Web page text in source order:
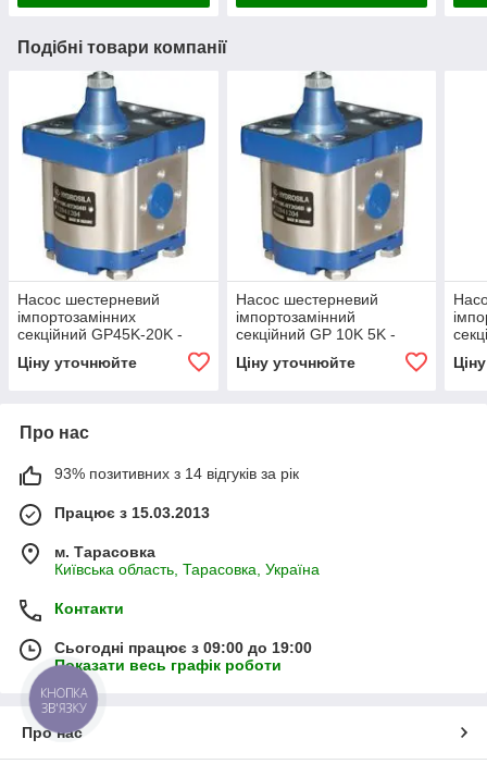
Подібні товари компанії
Насос шестерневий
імпортозамінних
секційний GP45K-20K -
GP2.5K 45/2.5 K 20 R(L)
Ціну уточнюйте
Насос шестерневий
імпортозамінний
секційний GP 10K 5K -
Ціну уточнюйте
Про нас
93% позитивних з 14 відгуків за рік
Працює з 15.03.2013
м. Тарасовка
Київська область, Тарасовка, Україна
Контакти
Сьогодні працює з 09:00 до 19:00
Показати весь графік роботи
Про нас
КНОПКА
ЗВ'ЯЗКУ